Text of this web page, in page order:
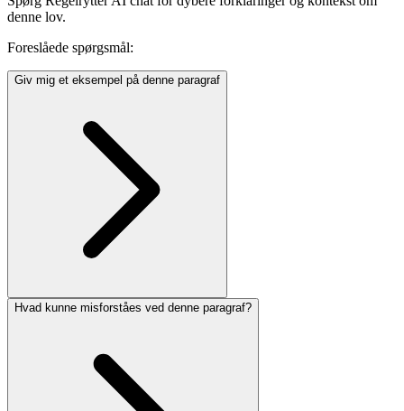
denne lov.
Foreslåede spørgsmål:
Giv mig et eksempel på denne paragraf
Hvad kunne misforståes ved denne paragraf?